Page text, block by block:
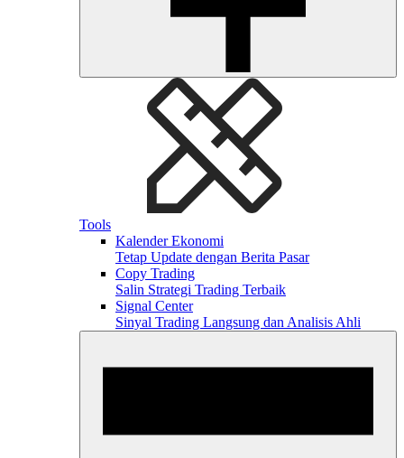
Tools
Kalender Ekonomi
Tetap Update dengan Berita Pasar
Copy Trading
Salin Strategi Trading Terbaik
Signal Center
Sinyal Trading Langsung dan Analisis Ahli